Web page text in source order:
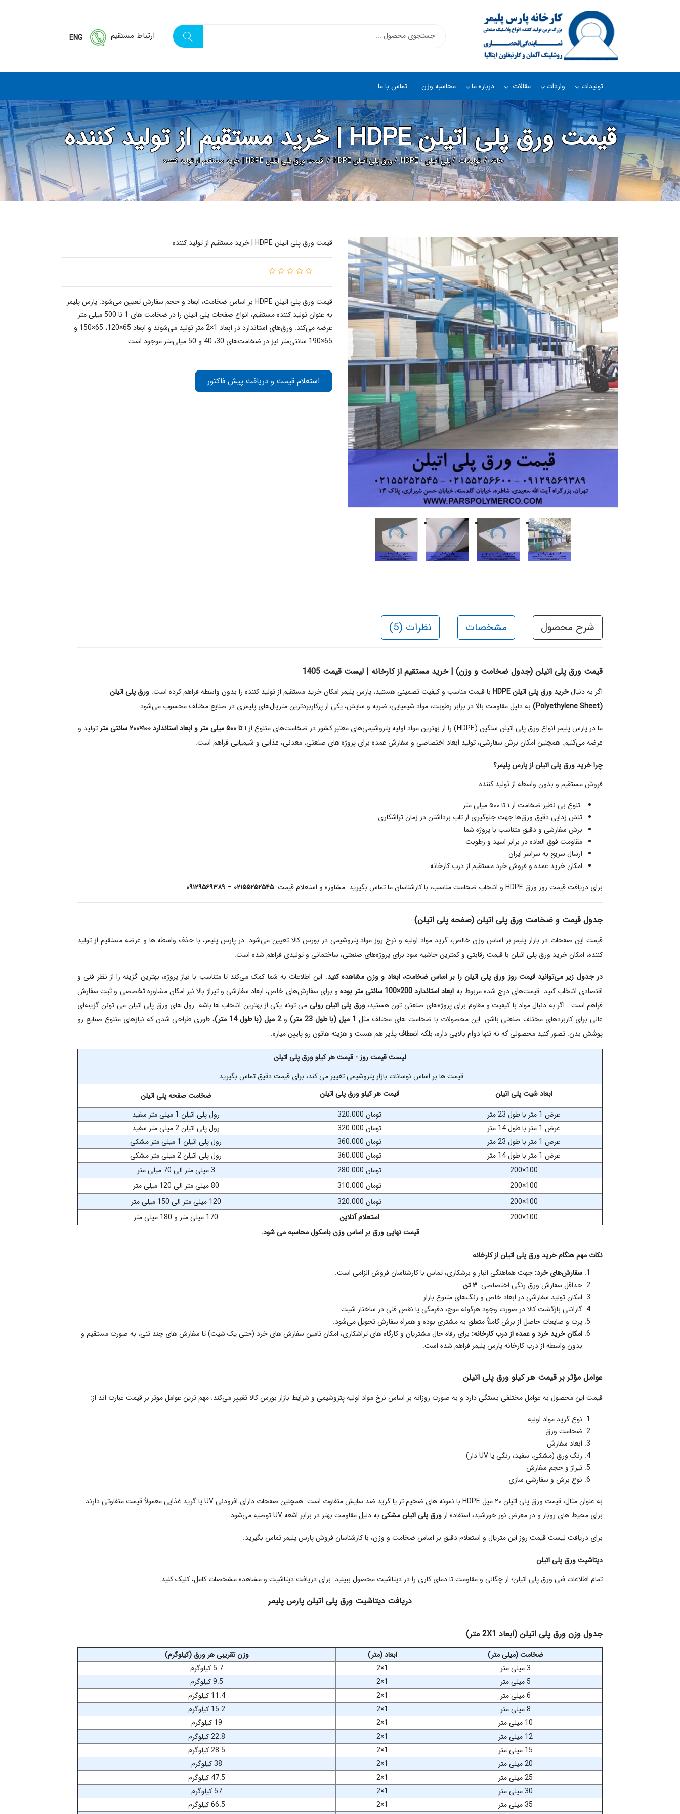
ارتباط مستقیم ENG
تولیدات واردات مقالات درباره ما محاسبه وزن تماس با ما
قیمت ورق پلی اتیلن HDPE | خرید مستقیم از تولید کننده
خانه تولیدات پلی اتیلن - HDPE ورق پلی اتیلن HDPE قیمت ورق پلی اتیلن HDPE | خرید مستقیم از تولید کننده
قیمت ورق پلی اتیلن HDPE | خرید مستقیم از تولید کننده
قیمت ورق پلی اتیلن HDPE بر اساس ضخامت، ابعاد و حجم سفارش تعیین می‌شود. پارس پلیمر
به‌ عنوان تولید کننده مستقیم، انواع صفحات پلی اتیلن را در ضخامت‌ های 1 تا 500 میلی‌ متر
عرضه می‌کند. ورق‌های استاندارد در ابعاد 1×2 متر تولید می‌شوند و ابعاد 65×120، 65×150 و
65×190 سانتی‌متر نیز در ضخامت‌های 30، 40 و 50 میلی‌متر موجود است.
استعلام قیمت و دریافت پیش فاکتور
شرح محصول مشخصات نظرات (5)
قیمت ورق پلی اتیلن (جدول ضخامت و وزن) | خرید مستقیم از کارخانه | لیست قیمت 1405
اگر به دنبالخرید ورق پلی اتیلن HDPE با قیمت مناسب و کیفیت تضمینی هستید، پارس پلیمر امکان خرید مستقیم از تولید کننده را بدون واسطه فراهم کرده است. ورق پلی اتیلن
(Polyethylene Sheet)
به دلیل مقاومت بالا در برابر رطوبت، مواد شیمیایی، ضربه و سایش، یکی از پرکاربردترین متریال‌های پلیمری در صنایع مختلف محسوب می‌شود.
ما در پارس پلیمر انواع ورق پلی اتیلن سنگین (HDPE) را از بهترین مواد اولیه پتروشیمی‌های معتبر کشور در ضخامت‌های متنوع از
۱ تا ۵۰۰ میلی‌ متر و ابعاد استاندارد ۱۰۰×۲۰۰ سانتی‌ متر
تولید و
عرضه می‌کنیم. همچنین امکان برش سفارشی، تولید ابعاد اختصاصی و سفارش عمده برای پروژه‌ های صنعتی، معدنی، غذایی و شیمیایی فراهم است.
چرا خرید ورق پلی اتیلن از پارس پلیمر؟
فروش مستقیم و بدون واسطه از تولید کننده
تنوع بی‌ نظیر ضخامت از ۱ تا ۵۰۰ میلی‌ متر
تنش ‌زدایی دقیق ورق‌ها جهت جلوگیری از تاب ‌برداشتن در زمان تراشکاری
برش سفارشی و دقیق متناسب با پروژه شما
مقاومت فوق‌ العاده در برابر اسید و رطوبت
ارسال سریع به سراسر ایران
امکان خرید عمده و فروش خرد مستقیم از درب کارخانه
برای دریافت قیمت روز ورق HDPE و انتخاب ضخامت مناسب، با کارشناسان ما تماس بگیرید. مشاوره و استعلام قیمت:
۰۲۱۵۵۲۵۲۵۴۵ – ۰۹۱۲۹۵۶۹۳۸۹
جدول قیمت و ضخامت ورق پلی اتیلن (صفحه پلی اتیلن)
قیمت این صفحات در بازار پلیمر بر اساس وزن خالص، گرید مواد اولیه و نرخ روز مواد پتروشیمی در بورس کالا تعیین می‌شود. در پارس پلیمر، با حذف واسطه‌ ها و عرضه مستقیم از تولید
کننده، امکان خرید ورق پلی اتیلن با قیمت رقابتی و کمترین حاشیه سود برای پروژه‌های صنعتی، ساختمانی و تولیدی فراهم شده است.
در جدول زیر می‌توانید قیمت روز ورق پلی اتیلن را بر اساس ضخامت، ابعاد و وزن مشاهده کنید. این اطلاعات به شما کمک می‌کند تا متناسب با نیاز پروژه، بهترین گزینه را از نظر فنی و
اقتصادی انتخاب کنید. قیمت‌های درج شده مربوط به ابعاد استاندارد 200×100 سانتی‌ متر بوده
و برای سفارش‌های خاص، ابعاد سفارشی و تیراژ بالا نیز امکان مشاوره تخصصی و ثبت سفارش
فراهم است. اگر به دنبال مواد با کیفیت و مقاوم برای پروژه‌های صنعتی‌ تون هستید،ورق پلی اتیلن رولی می‌ تونه یکی از بهترین انتخاب‌ ها باشه. رول‌ های ورق پلی اتیلن می‌ تونن گزینه‌ای
عالی برای کاربردهای مختلف صنعتی باشن. این محصولات با ضخامت‌ های مختلف مثل 1 میل (با طول 23 متر) و2 میل (با طول 14 متر)
، طوری طراحی شدن که نیازهای متنوع صنایع رو
پوشش بدن. تصور کنید محصولی که نه تنها دوام بالایی داره، بلکه انعطاف‌ پذیر هم هست و هزینه‌ هاتون رو پایین میاره.
لیست قیمت روز - قیمت هر کیلو ورق پلی اتیلن
قیمت ها بر اساس نوسانات بازار پتروشیمی تغییر می کند، برای قیمت دقیق تماس بگیرید.
ضخامت صفحه پلی اتیلن
قیمت هر کیلو ورق پلی اتیلن
ابعاد شیت پلی اتیلن
رول پلی اتیلن 1 میلی متر سفید
320.000 تومان
عرض 1 متر با طول 23 متر
رول پلی اتیلن 2 میلی متر سفید
320.000 تومان
عرض 1 متر با طول 14 متر
رول پلی اتیلن 1 میلی متر مشکی
360.000 تومان
عرض 1 متر با طول 23 متر
رول پلی اتیلن 2 میلی متر مشکی
360.000 تومان
عرض 1 متر با طول 14 متر
3 میلی متر الی 70 میلی متر
280.000 تومان
100×200
80 میلی متر الی 120 میلی متر
310.000 تومان
100×200
120 میلی متر الی 150 میلی متر
320.000 تومان
100×200
170 میلی متر و 180 میلی متر
استعلام آنلاین
100×200
قیمت نهایی ورق بر اساس وزن باسکول محاسبه می شود.
نکات مهم هنگام خرید ورق پلی اتیلن از کارخانه
سفارش‌های خرد: جهت هماهنگی انبار و برشکاری، تماس با کارشناسان فروش الزامی است.
حداقل سفارش ورق رنگی اختصاصی: ۳ تن
امکان تولید سفارشی در ابعاد خاص و رنگ‌های متنوع بازار.
گارانتی بازگشت کالا در صورت وجود هرگونه موج، دفرمگی یا نقص فنی در ساختار شیت.
پرت و ضایعات حاصل از برش کاملاً متعلق به مشتری بوده و همراه سفارش تحویل می‌شود.
امکان خرید خرد و عمده از درب کارخانه: برای رفاه حال مشتریان و کارگاه‌ های تراشکاری، امکان تامین سفارش‌ های خرد (حتی یک شیت) تا سفارش ‌های چند تنی، به صورت مستقیم و
بدون واسطه از درب کارخانه پارس پلیمر فراهم شده است.
عوامل مؤثر بر قیمت هر کیلو ورق پلی اتیلن
قیمت این محصول به عوامل مختلفی بستگی دارد و به ‌صورت روزانه بر اساس نرخ مواد اولیه پتروشیمی و شرایط بازار بورس کالا تغییر می‌کند. مهم ‌ترین عوامل موثر بر قیمت عبارت‌ اند از:
نوع گرید مواد اولیه
ضخامت ورق
ابعاد سفارش
رنگ ورق (مشکی، سفید، رنگی یا UV دار)
تیراژ و حجم سفارش
نوع برش و سفارشی‌ سازی
به عنوان مثال، قیمت ورق پلی اتیلن ۲۰ میل HDPE با نمونه های ضخیم ‌تر یا گرید ضد سایش متفاوت است. همچنین صفحات دارای افزودنی UV یا گرید غذایی معمولاً قیمت متفاوتی دارند.
برای محیط‌ های روباز و در معرض نور خورشید، استفاده از ورق پلی اتیلن مشکی به دلیل مقاومت بهتر در برابر اشعه UV توصیه می‌شود.
برای دریافت لیست قیمت روز این متریال و استعلام دقیق بر اساس ضخامت و وزن، با کارشناسان فروش پارس پلیمر تماس بگیرید.
دیتاشیت ورق پلی اتیلن
تمام اطلاعات فنی ورق پلی‌ اتیلن؛ از چگالی و مقاومت تا دمای کاری را در دیتاشیت محصول ببینید. برای دریافت دیتاشیت و مشاهده مشخصات کامل، کلیک کنید.
دریافت دیتاشیت ورق پلی اتیلن پارس پلیمر
جدول وزن ورق پلی اتیلن (ابعاد 2X1 متر)
وزن تقریبی هر ورق (کیلوگرم) ابعاد (متر)
ضخامت (میلی‌ متر)
5.7 کیلوگرم
2×1
3 میلی متر
9.5 کیلوگرم
2×1
5 میلی متر
11.4 کیلوگرم
2×1
6 میلی متر
15.2 کیلوگرم
2×1
8 میلی متر
19 کیلوگرم
2×1
10 میلی متر
22.8 کیلوگرم
2×1
12 میلی متر
28.5 کیلوگرم
2×1
15 میلی متر
38 کیلوگرم
2×1
20 میلی متر
47.5 کیلوگرم
2×1
25 میلی متر
57 کیلوگرم
2×1
30 میلی متر
66.5 کیلوگرم
2×1
35 میلی متر